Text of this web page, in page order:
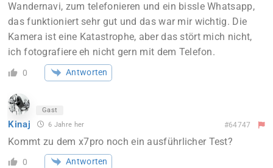
Wandernavi, zum telefonieren und ein bissle Whatsapp,
das funktioniert sehr gut und das war mir wichtig. Die
Kamera ist eine Katastrophe, aber das stört mich nicht,
ich fotografiere eh nicht gern mit dem Telefon.
0 Antworten
Gast
Kinaj 6 Jahre her #64747
Kommt zu dem x7pro noch ein ausführlicher Test?
0 Antworten